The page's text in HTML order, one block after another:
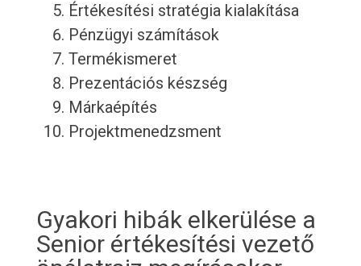
Értékesítési stratégia kialakítása
Pénzügyi számítások
Termékismeret
Prezentációs készség
Márkaépítés
Projektmenedzsment
Gyakori hibák elkerülése a
Senior értékesítési vezető